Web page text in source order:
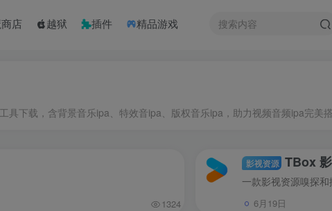
店 越狱 插件 精品游戏
下载，含背景音乐ipa、特效音ipa、版权音乐ipa，助力视频音频ipa完美搭
1324
影视资源 TBox
一款影视资源嗅探和
6月19日